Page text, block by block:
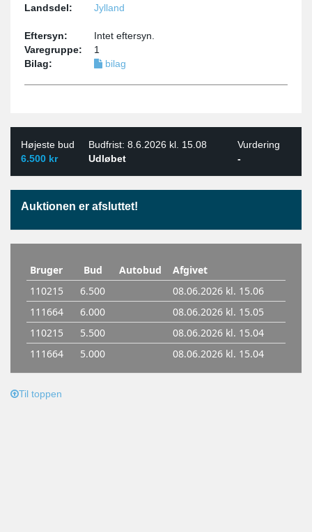
Landsdel:
Jylland
Eftersyn:
Intet eftersyn.
Varegruppe:
1
Bilag:
bilag
Højeste bud Budfrist: 8.6.2026 kl. 15.08
Vurdering
6.500 kr
Udløbet -
Auktionen er afsluttet!
Til toppen